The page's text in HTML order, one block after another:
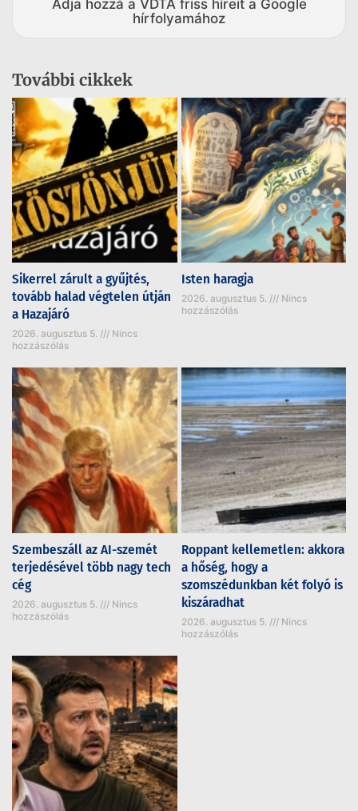
Adja hozzá a VDTA friss híreit a Google
hírfolyamához
További cikkek
Sikerrel zárult a gyűjtés,
tovább halad végtelen útján
a Hazajáró
2026. augusztus 5.
Nincs
hozzászólás
Isten haragja
2026. augusztus 5.
Nincs
hozzászólás
Szembeszáll az AI-szemét
terjedésével több nagy tech
cég
2026. augusztus 5.
Nincs
hozzászólás
Roppant kellemetlen: akkora
a hőség, hogy a
szomszédunkban két folyó is
kiszáradhat
2026. augusztus 5.
Nincs
hozzászólás